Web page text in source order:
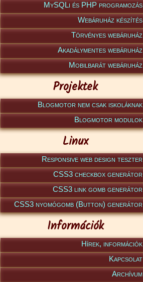
MySQLi és PHP programozás
Webáruház készítés
Törvényes webáruház
Akadálymentes webáruház
Mobilbarát webáruház
Projektek
Blogmotor nem csak iskoláknak
Blogmotor modulok
Linux
Responsive web design teszter
CSS3 checkbox generátor
CSS3 link gomb generátor
CSS3 nyomógomb (Button) generátor
Információk
Hírek, információk
Kapcsolat
Archívum